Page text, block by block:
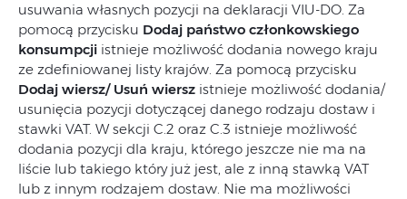
usuwania własnych pozycji na deklaracji VIU-DO. Za
pomocą przycisku Dodaj państwo członkowskiego
konsumpcji istnieje możliwość dodania nowego kraju
ze zdefiniowanej listy krajów. Za pomocą przycisku
Dodaj wiersz/ Usuń wiersz istnieje możliwość dodania/
usunięcia pozycji dotyczącej danego rodzaju dostaw i
stawki VAT. W sekcji C.2 oraz C.3 istnieje możliwość
dodania pozycji dla kraju, którego jeszcze nie ma na
liście lub takiego który już jest, ale z inną stawką VAT
lub z innym rodzajem dostaw. Nie ma możliwości